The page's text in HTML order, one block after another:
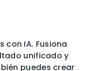
IA. Fusiona
unificado y
puedes crear